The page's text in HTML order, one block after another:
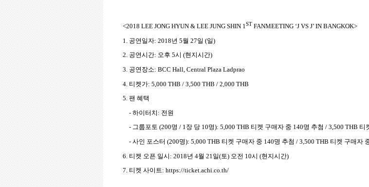
<2018 LEE JONG HYUN & LEE JUNG SHIN 1 ST FANMEETING ‘J VS J’ IN BANGKOK>
1. 공연일자: 2018년 5월 27일 (일)
2. 공연시간: 오후 5시 (현지시간)
3. 공연장소: BCC Hall, Central Plaza Ladprao
4. 티켓가: 5,000 THB / 3,500 THB / 2,000 THB
5. 팬 혜택
- 하이터치 : 전원
- 그룹포토 (200명 / 1장 당 10명): 5,000 THB 티켓 구매자 중 140명 추첨 / 3,500 THB 티
- 사인 포스터 (200명): 5,000 THB 티켓 구매자 중 140명 추첨 / 3,500 THB 티켓 구매자
6. 티켓 오픈 일시 : 2018년 4월 21 일(토) 오전 10시 (현지시간)
7. 티켓 사이트: https://ticket.achi.co.th/